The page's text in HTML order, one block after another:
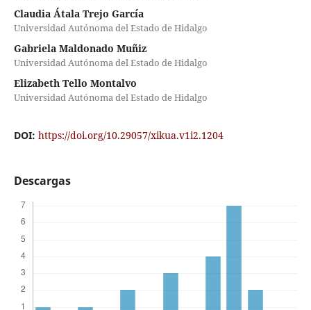
Claudia Átala Trejo García
Universidad Autónoma del Estado de Hidalgo
Gabriela Maldonado Muñiz
Universidad Autónoma del Estado de Hidalgo
Elizabeth Tello Montalvo
Universidad Autónoma del Estado de Hidalgo
DOI: https://doi.org/10.29057/xikua.v1i2.1204
Descargas